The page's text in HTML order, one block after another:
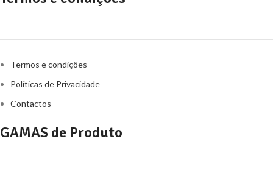
Termos e condições
Políticas de Privacidade
Contactos
GAMAS de Produto